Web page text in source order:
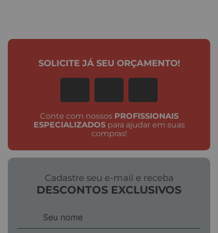
Conte com nossos PROFISSIONAIS
ESPECIALIZADOSpara ajudar em suas
compras!
SOLICITE JÁ SEU ORÇAMENTO!
Cadastre seu e-mail e receba
DESCONTOS EXCLUSIVOS